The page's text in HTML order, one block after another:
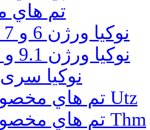
تم هاي
نوكيا ورژن 6 و 7 و 8
نوكيا ورژن 9.1 و 9.2
نوکیا سری 40
تم هاي مخصوص Utz
تم هاي مخصوص Thm